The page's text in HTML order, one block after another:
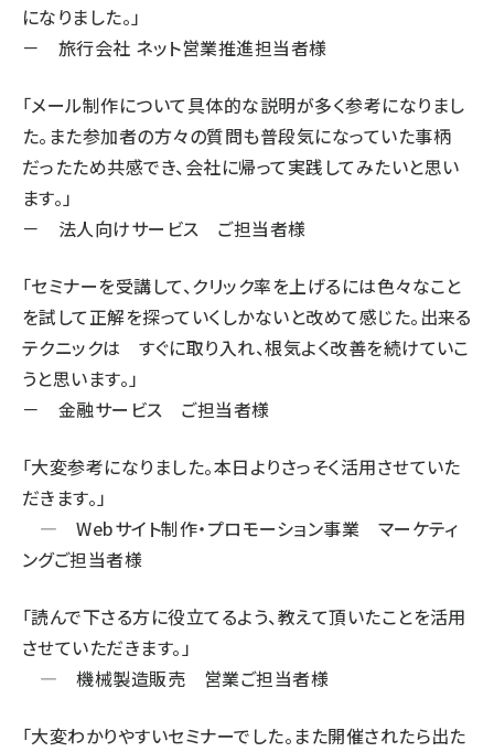
になりました。」
－ 旅行会社 ネット営業推進担当者様
「メール制作について具体的な説明が多く参考になりまし
た。また参加者の方々の質問も普段気になっていた事柄
だったため共感でき、会社に帰って実践してみたいと思い
ます。」
－ 法人向けサービス ご担当者様
「セミナーを受講して、クリック率を上げるには色々なこと
を試して正解を探っていくしかないと改めて感じた。出来る
テクニックは すぐに取り入れ、根気よく改善を続けていこ
うと思います。」
－ 金融サービス ご担当者様
「大変参考になりました。本日よりさっそく活用させていた
だきます。」
― Webサイト制作・プロモーション事業 マーケティ
ングご担当者様
「読んで下さる方に役立てるよう、教えて頂いたことを活用
させていただきます。」
― 機械製造販売 営業ご担当者様
「大変わかりやすいセミナーでした。また開催されたら出た